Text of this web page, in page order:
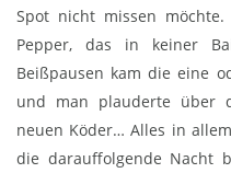
Spot nicht missen
Pepper, das in keiner
Beißpausen kam die eine
und man plauderte über
neuen Köder… Alles in
die darauffolgende Nacht